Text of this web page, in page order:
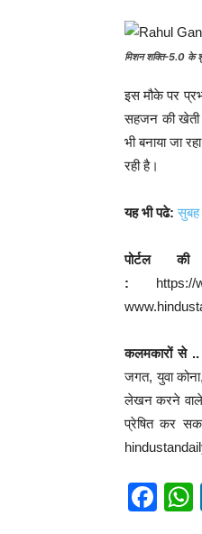
मिशन शक्ति-5.0 के
इस मौके पर
सहजन की खेती
भी बनाया जा
रही है।
यह भी पढे: सुबह
पोर्टल
:
कलमकारों से ..
जगत, युवा
लेखन करने वाले
प्रेषित कर
F